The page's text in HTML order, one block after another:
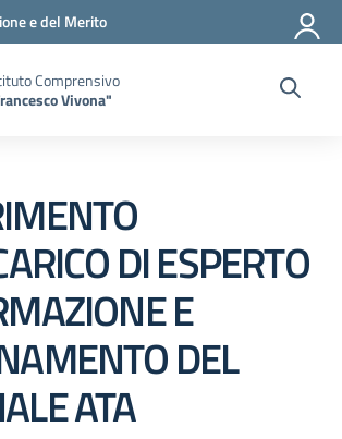
e del Merito
Comprensivo
Vivona"
DI ESPERTO
E
DEL
ATA